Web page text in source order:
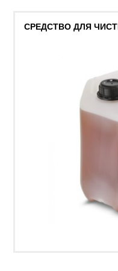
СРЕДСТВО ДЛЯ